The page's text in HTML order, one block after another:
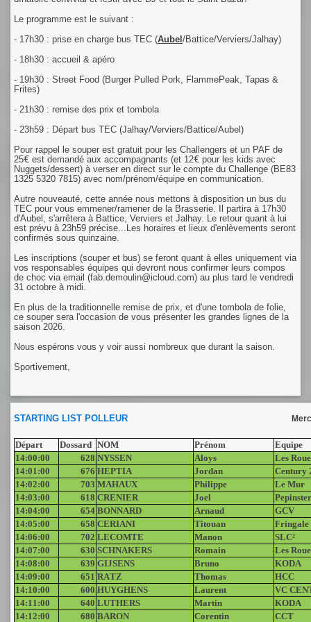
Le programme est le suivant :
- 17h30 : prise en charge bus TEC (Aubel/Battice/Verviers/Jalhay)
- 18h30 : accueil & apéro
- 19h30 : Street Food (Burger Pulled Pork, FlammePeak, Tapas &
Frites)
- 21h30 : remise des prix et tombola
- 23h59 : Départ bus TEC (Jalhay/Verviers/Battice/Aubel)
Pour rappel le souper est gratuit pour les Challengers et un PAF de
25€ est demandé aux accompagnants (et 12€ pour les kids avec
Nuggets/dessert) à verser en direct sur le compte du Challenge (BE83
1325 5320 7815) avec nom/prénom/équipe en communication.
Autre nouveauté, cette année nous mettons à disposition un bus du
TEC pour vous emmener/ramener de la Brasserie. Il partira à 17h30
d'Aubel, s'arrêtera à Battice, Verviers et Jalhay. Le retour quant à lui
est prévu à 23h59 précise...Les horaires et lieux d'enlèvements seront
confirmés sous quinzaine.
Les inscriptions (souper et bus) se feront quant à elles uniquement via
vos responsables équipes qui devront nous confirmer leurs compos
de choc via email (fab.demoulin@icloud.com) au plus tard le vendredi
31 octobre à midi.
En plus de la traditionnelle remise de prix, et d'une tombola de folie,
ce souper sera l'occasion de vous présenter les grandes lignes de la
saison 2026.
Nous espérons vous y voir aussi nombreux que durant la saison.
Sportivement,
STARTING LIST POLLEUR
Départ Dossard NOM Prénom
Equipe
14:00:00
628 NYSSEN Aloys
Les
14:01:00
676 HEPTIA Jordan
Century
14:02:00
703 MAHAUX Philippe
Le Mur
14:03:00
618 CRENIER Joel
14:04:00
654 BONNARD Arnaud
GCV
14:05:00
658 CERIANI Titouan
Fringale
14:06:00
702 LECOMTE Manon
SLC²
14:07:00
630 SCHNAKERS Romain
Les
14:08:00
639 GIJSENS Bruno
KODA
14:09:00
651 RATZ Thomas
HCC
14:10:00
600 HUYGHENS Laurent
VC
14:11:00
640 LUTHERS Martin
KODA
14:12:00
680 BARON Corentin
CCT